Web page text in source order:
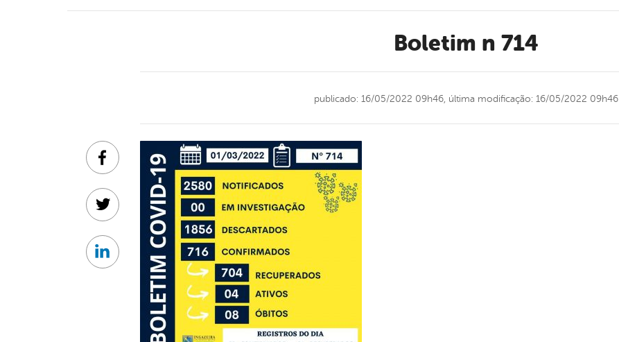
Boletim n 714
publicado: 16/05/2022 09h46, última modificação: 16/05/2022 09h46
Facebook
Twitter
Linkedin